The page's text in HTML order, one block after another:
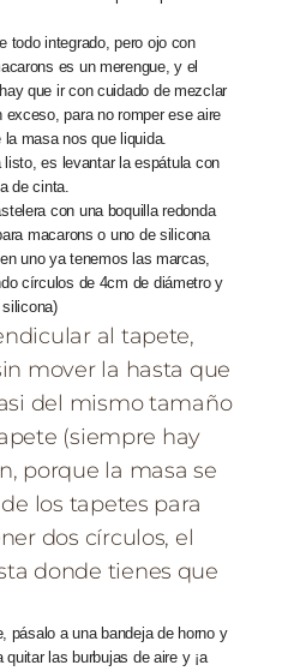
todo integrado, pero ojo con
es un merengue, y el
que ir con cuidado de mezclar
para no romper ese aire
masa nos que liquida.
es levantar la espátula con
de cinta.
con una boquilla redonda
macarons o uno de silicona
uno ya tenemos las marcas,
círculos de 4cm de diámetro y
al tapete,
mover la hasta que
del mismo tamaño
(siempre hay
porque la masa se
los tapetes para
dos círculos, el
donde tienes que
pásalo a una bandeja de horno y
las burbujas de aire y ¡a